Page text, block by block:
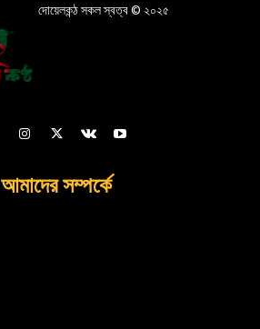
দোয়েলকন্ঠ সকল স্বত্ব © ২০২৫
আমাদের সম্পর্কে